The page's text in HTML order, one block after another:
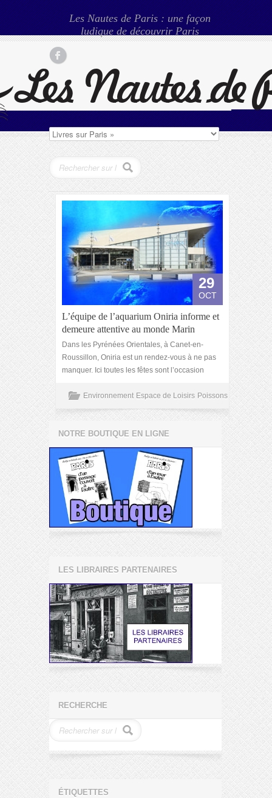
Les Nautes de Paris : une façon
ludique de découvrir Paris
29
OCT
L’équipe de l’aquarium Oniria informe et
demeure attentive au monde Marin
Dans les Pyrénées Orientales, à Canet-en-
Roussillon, Oniria est un rendez-vous à ne pas
manquer. Ici toutes les fêtes sont l’occasion
Environnement Espace de Loisirs Poissons
NOTRE BOUTIQUE EN LIGNE
LES LIBRAIRES PARTENAIRES
RECHERCHE
ÉTIQUETTES